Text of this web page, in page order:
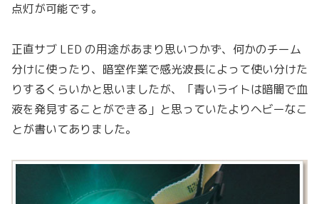
点灯が可能です。
正直サブ LED の用途があまり思いつかず、何かのチーム
分けに使ったり、暗室作業で感光波長によって使い分けた
りするくらいかと思いましたが、「青いライトは暗闇で血
液を発見することができる」と思っていたよりヘビーなこ
とが書いてありました。